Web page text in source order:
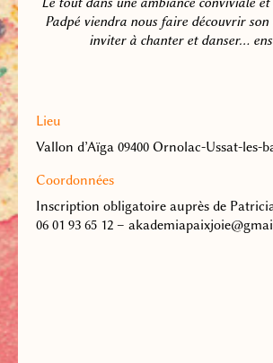
Padpé viendra nous faire découvrir son
inviter à chanter et danser…
Lieu
Vallon d’Aïga 09400 Ornolac-Ussat-les-
Coordonnées
Inscription obligatoire auprès de
06 01 93 65 12 –